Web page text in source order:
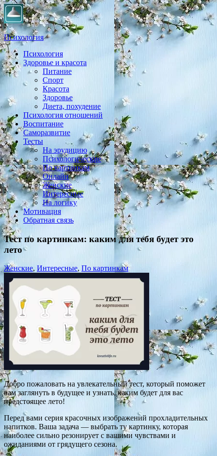
Психология
Практическая психология, личностный рост, экология,
здоровье, воспитание,
Психология
Здоровье и красота
Питание
Спорт
Красота
Здоровье
Диета, похудение
Психология отношений
Воспитание
Саморазвитие
Тесты
На эрудицию
Психологические
По картинкам
Онлайн
Женские
Интересные
На логику
Мотивация
Обратная связь
Тест по картинкам: каким для тебя будет это
лето
Женские, Интересные, По картинкам
Добро пожаловать на увлекательный тест, который поможет
вам заглянуть в будущее и узнать, каким будет для вас
предстоящее лето!
Перед вами серия красочных изображений прохладительных
напитков. Ваша задача — выбрать ту картинку, которая
наиболее сильно резонирует с вашими чувствами и
ожиданиями от грядущего сезона.